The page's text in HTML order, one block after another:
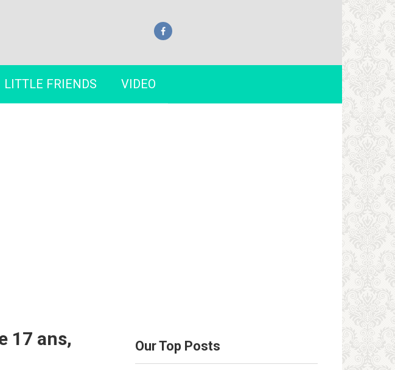
LITTLE FRIENDS VIDEO
17 ans,
Our Top Posts